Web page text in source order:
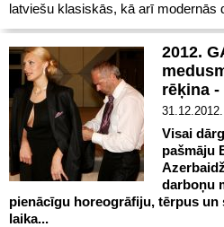
latviešu klasiskās, kā arī modernās
2012.
rēķina
31.12.2012.
Visai
pašmāju
darboņu
pienācīgu horeogrāfiju, tērpus
laika...